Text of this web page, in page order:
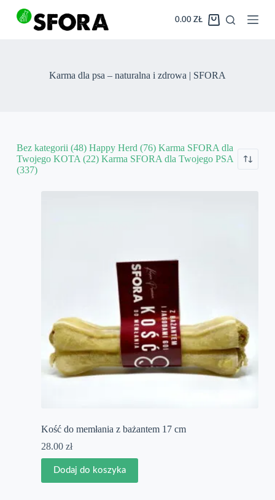
Koszyk
0.00 ZŁ
Karma dla psa – naturalna i zdrowa | SFORA
Bez kategorii (48) Happy Herd (76) Karma SFORA dla
Twojego KOTA (22) Karma SFORA dla Twojego PSA
(337)
Kość do memłania z bażantem 17 cm
28.00 zł
Dodaj do koszyka